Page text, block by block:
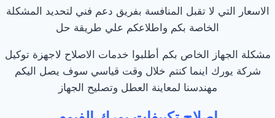
الاسعار التي لا تقبل المنافسة بفريق دعم فني لتحديد المشكلة
الخاصة بكم واطلاعكم علي طريقة حل
مشكلة الجهاز الخاص بكم أطلبوا خدمات الاصلاح لاجهزة توكيل
شركة يورك اينما كنتم خلال وقت قياسي سوف يصل اليكم
مهندسنا لمعاينة العطل وتصليح الجهاز